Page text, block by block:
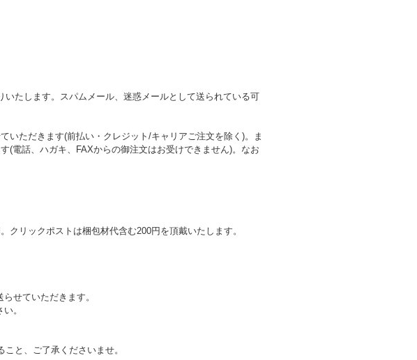
たします。スパムメール、迷惑メールとして送られている可
いただきます(前払い・クレジット/キャリアご注文を除く)。ま
(電話、ハガキ、FAXからの御注文はお受けできません)。なお
リックポストは梱包材代含む200円を頂戴いたします。
せていただきます。
。
と、ご了承くださいませ。